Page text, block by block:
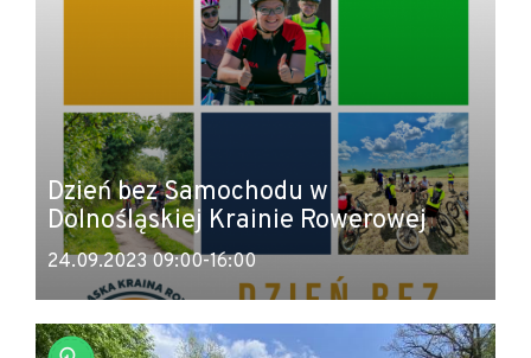
Dzień bez Samochodu w
Dolnośląskiej Krainie Rowerowej
24.09.2023 09:00-16:00